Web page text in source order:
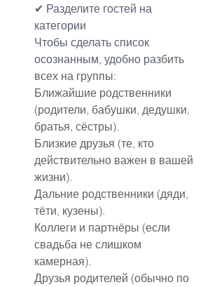
✔ Разделите гостей на
категории
Чтобы сделать список
осознанным, удобно разбить
всех на группы:
Ближайшие родственники
(родители, бабушки, дедушки,
братья, сёстры).
Близкие друзья (те, кто
действительно важен в вашей
жизни).
Дальние родственники (дяди,
тёти, кузены).
Коллеги и партнёры (если
свадьба не слишком
камерная).
Друзья родителей (обычно по